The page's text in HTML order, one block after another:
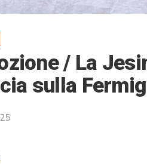
/ La
sulla